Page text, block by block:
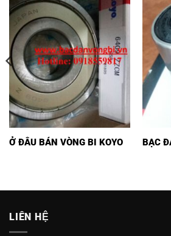
Ở ĐÂU BÁN VÒNG BI KOYO BẠC
LIÊN HỆ